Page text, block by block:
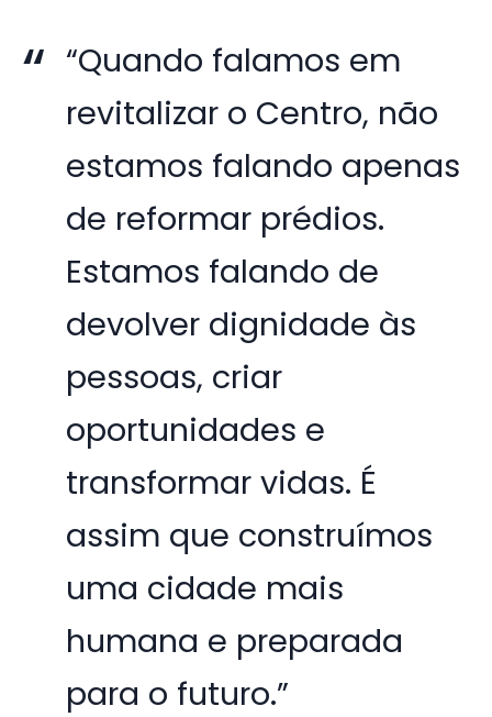
“Quando falamos em
revitalizar o Centro, não
estamos falando apenas
de reformar prédios.
Estamos falando de
devolver dignidade às
pessoas, criar
oportunidades e
transformar vidas. É
assim que construímos
uma cidade mais
humana e preparada
para o futuro.”